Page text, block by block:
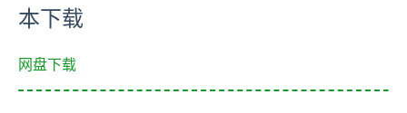
本下载
网盘下载